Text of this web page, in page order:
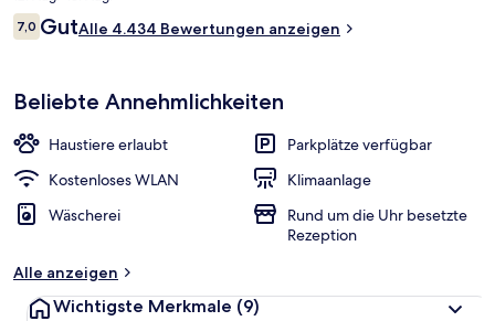
beträgt
100 €.
Bewertungen
7,07,0 von 10.
GutAlle 4.434 Bewertungen anzeigen
Beliebte Annehmlichkeiten
Haustiere erlaubt
Parkplätze verfügbar
Kostenloses WLAN
Klimaanlage
Wäscherei
Rund um die Uhr besetzte
Rezeption
Alle anzeigen
Wichtigste Merkmale (9)